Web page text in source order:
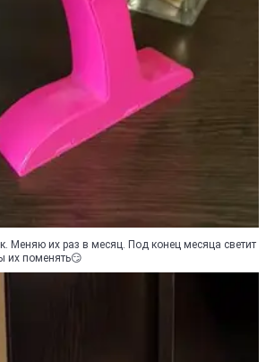
Меняю их раз в месяц. Под конец месяца светит
их поменять😏